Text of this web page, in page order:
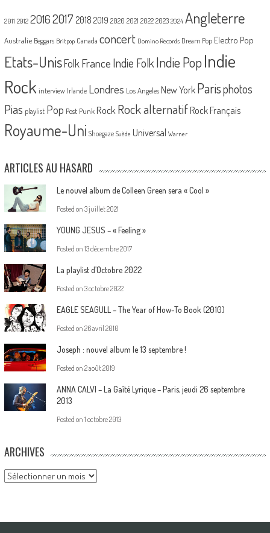
2011 2012 20162017 2018 2019 2020 2021 2022 2023 2024 Angleterre
Australie Beggars Britpop Canada concert Domino Records Dream Pop Electro Pop
Etats-UnisFolk France Indie FolkIndie PopIndie
Rock interview Irlande Londres Los Angeles New York Parisphotos
Pias playlist Pop Post Punk Rock Rock alternatif Rock Français
Royaume-Uni Shoegaze Suède Universal Warner
ARTICLES AU HASARD
Le nouvel album de Colleen Green sera « Cool »
Posted on 3 juillet 2021
YOUNG JESUS – « Feeling »
Posted on 13 décembre 2017
La playlist d’Octobre 2022
Posted on 3 octobre 2022
EAGLE SEAGULL – The Year of How-To Book (2010)
Posted on 26 avril 2010
Joseph : nouvel album le 13 septembre !
Posted on 2 août 2019
ANNA CALVI – La Gaîté Lyrique – Paris, jeudi 26 septembre
2013
Posted on 1 octobre 2013
ARCHIVES
Archives